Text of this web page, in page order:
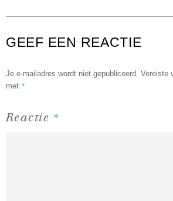
GEEF EEN REACTIE
Je e-mailadres wordt niet gepubliceerd. Vereiste
met *
Reactie *